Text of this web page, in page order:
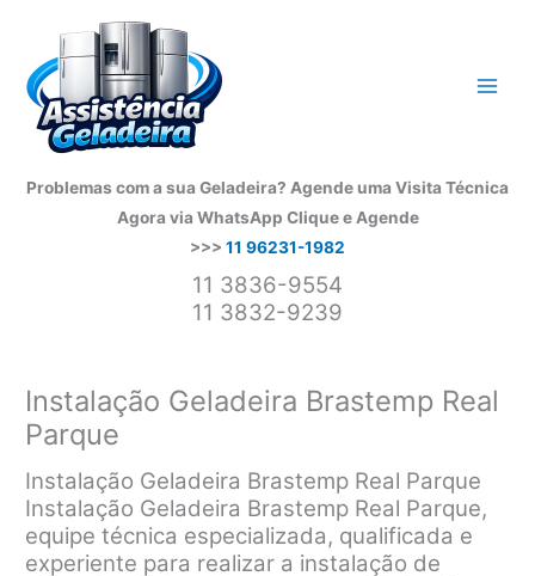
conteúdo
Problemas com a sua Geladeira? Agende uma Visita Técnica
Agora via WhatsApp Clique e Agende
>>> 11 96231-1982
11 3836-9554
11 3832-9239
Instalação Geladeira Brastemp Real
Parque
Instalação Geladeira Brastemp Real Parque
Instalação Geladeira Brastemp Real Parque,
equipe técnica especializada, qualificada e
experiente para realizar a instalação de